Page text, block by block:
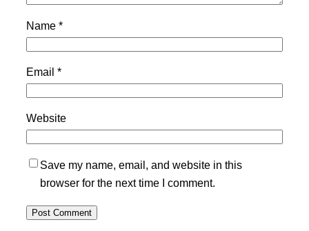
Name *
Email *
Website
Save my name, email, and website in this
browser for the next time I comment.